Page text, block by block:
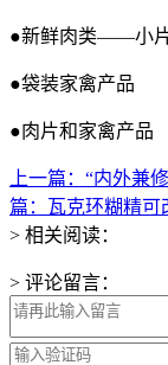
●新鲜肉类——小
●袋装家禽产品
●肉片和家禽产品
上一篇：“内外兼
篇：瓦克环糊精可
> 相关阅读：
> 评论留言：